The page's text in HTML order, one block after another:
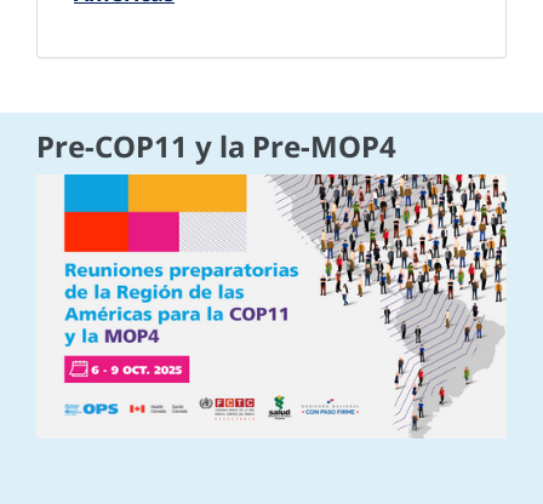
Pre-COP11 y la Pre-MOP4